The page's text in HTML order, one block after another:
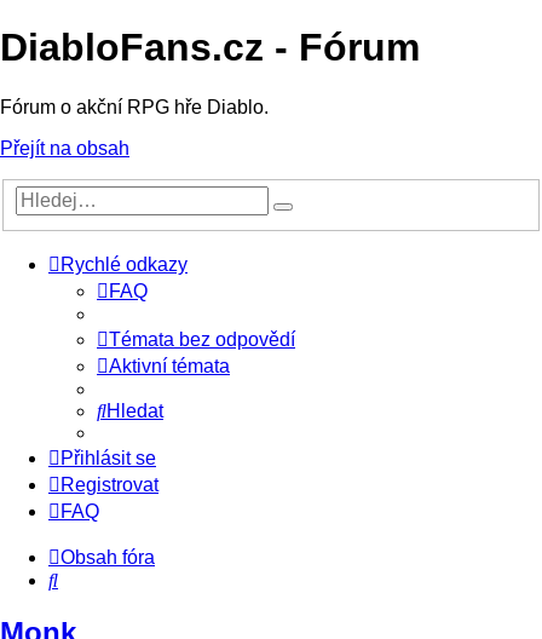
DiabloFans.cz - Fórum
Fórum o akční RPG hře Diablo.
Přejít na obsah
Rychlé odkazy
FAQ
Témata bez odpovědí
Aktivní témata
Hledat
Přihlásit se
Registrovat
FAQ
Obsah fóra
Hledat